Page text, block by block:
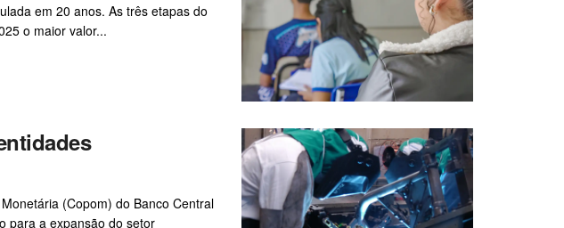
em 20 anos. As três etapas do
o maior valor...
(Copom) do Banco Central
para a expansão do setor